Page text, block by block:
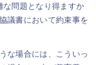
な問題となり得ますか
議書において約束事を
な場合には、こういっ